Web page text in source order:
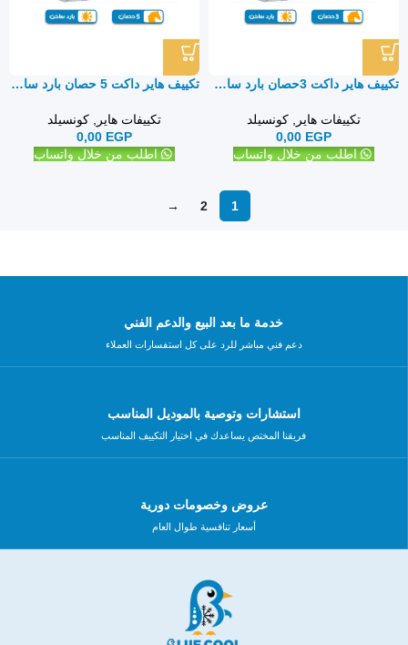
تكييف هاير داكت 3حصان بارد ساخن – كونسيلد
تكييفات هاير
كونسيلد
0,00 EGP
اطلب من خلال واتساب
تكييف هاير داكت 5 حصان بارد ساخن – كونسيلد
تكييفات هاير
كونسيلد
0,00 EGP
اطلب من خلال واتساب
1
2
→
خدمة ما بعد البيع والدعم الفني
دعم فني مباشر للرد على كل استفسارات العملاء
استشارات وتوصية بالموديل المناسب
فريقنا المختص يساعدك في اختيار التكييف المناسب
عروض وخصومات دورية
أسعار تنافسية طوال العام